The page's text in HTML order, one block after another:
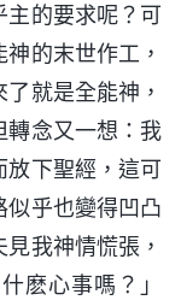
主的要求呢？可
的末世作工，
就是全能神，
轉念又一想：我
放下聖經，這可
似乎也變得凹凸
我神情慌張，
麽心事嗎？」